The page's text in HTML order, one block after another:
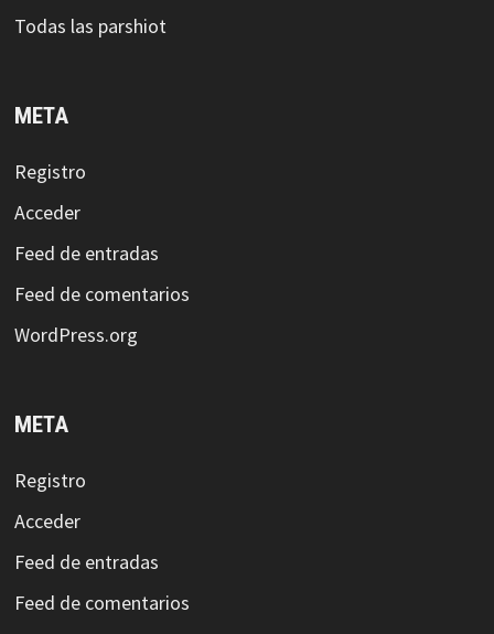
Todas las parshiot
META
Registro
Acceder
Feed de entradas
Feed de comentarios
WordPress.org
META
Registro
Acceder
Feed de entradas
Feed de comentarios